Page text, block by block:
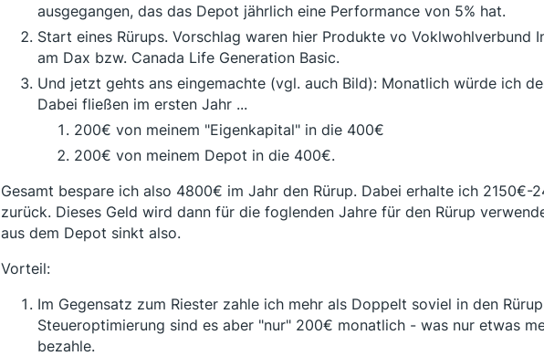
ausgegangen, das das Depot jährlich eine Performance von 5% hat.
Start eines Rürups. Vorschlag waren hier Produkte vo Voklwohlverbund
am Dax bzw. Canada Life Generation Basic.
Und jetzt gehts ans eingemachte (vgl. auch Bild): Monatlich würde ich
Dabei fließen im ersten Jahr ...
200€ von meinem "Eigenkapital" in die 400€
200€ von meinem Depot in die 400€.
Gesamt bespare ich also 4800€ im Jahr den Rürup. Dabei erhalte ich 2150€-
zurück. Dieses Geld wird dann für die foglenden Jahre für den Rürup
aus dem Depot sinkt also.
Vorteil:
Im Gegensatz zum Riester zahle ich mehr als Doppelt soviel in den
Steueroptimierung sind es aber "nur" 200€ monatlich - was nur etwas
bezahle.